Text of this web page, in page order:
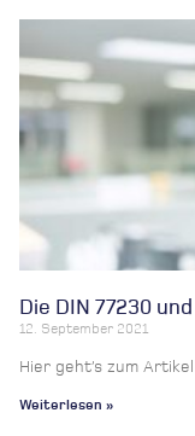
Die DIN 77230
12. September 2021
Hier geht’s zum Artikel
Weiterlesen »